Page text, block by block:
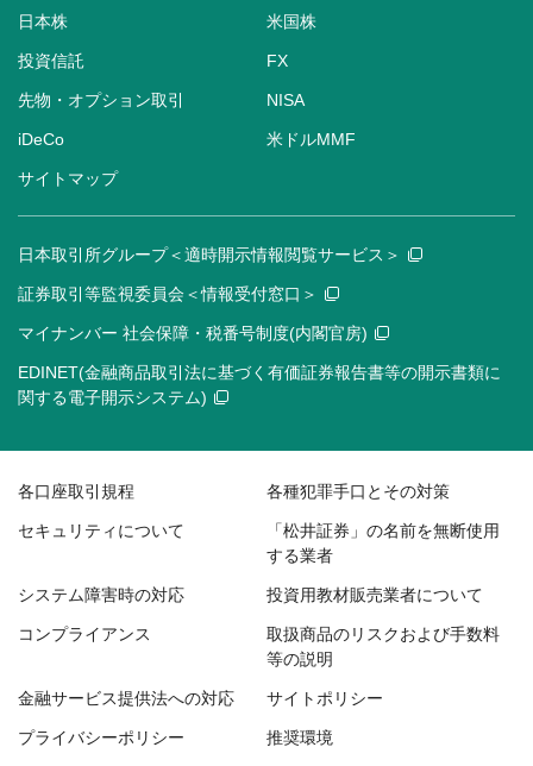
日本株 米国株
投資信託 FX
先物・オプション取引 NISA
iDeCo 米ドルMMF
サイトマップ
日本取引所グループ＜適時開示情報閲覧サービス＞
証券取引等監視委員会＜情報受付窓口＞
マイナンバー 社会保障・税番号制度(内閣官房)
EDINET(金融商品取引法に基づく有価証券報告書等の開示書類に
関する電子開示システム)
各口座取引規程 各種犯罪手口とその対策
セキュリティについて
「松井証券」の名前を無断使用
する業者
システム障害時の対応 投資用教材販売業者について
コンプライアンス
取扱商品のリスクおよび手数料
等の説明
金融サービス提供法への対応 サイトポリシー
プライバシーポリシー 推奨環境